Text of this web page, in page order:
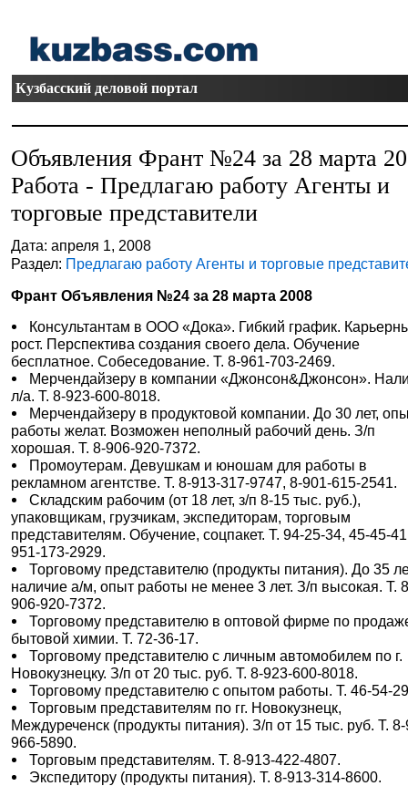
Кузбасский деловой портал
Объявления Франт №24 за 28 марта
Работа - Предлагаю работу Агенты и
торговые представители
Дата: апреля 1, 2008
Раздел: Предлагаю работу Агенты и торговые
Франт Объявления №24 за 28 марта 2008
Консультантам в ООО «Дока». Гибкий график.
рост. Перспектива создания своего дела. Обучение
бесплатное. Собеседование. Т. 8-961-703-2469.
Мерчендайзеру в компании «Джонсон&Джонсон».
л/а. Т. 8-923-600-8018.
Мерчендайзеру в продуктовой компании. До 30 лет,
работы желат. Возможен неполный рабочий день. З/п
хорошая. Т. 8-906-920-7372.
Промоутерам. Девушкам и юношам для работы в
рекламном агентстве. Т. 8-913-317-9747, 8-901-615-2541.
Складским рабочим (от 18 лет, з/п 8-15 тыс. руб.),
упаковщикам, грузчикам, экспедиторам, торговым
представителям. Обучение, соцпакет. Т. 94-25-34, 45-45-
951-173-2929.
Торговому представителю (продукты питания). До 35
наличие а/м, опыт работы не менее 3 лет. З/п высокая. Т.
906-920-7372.
Торговому представителю в оптовой фирме по
бытовой химии. Т. 72-36-17.
Торговому представителю с личным автомобилем по г.
Новокузнецку. З/п от 20 тыс. руб. Т. 8-923-600-8018.
Торговому представителю с опытом работы. Т. 46-54-
Торговым представителям по гг. Новокузнецк,
Междуреченск (продукты питания). З/п от 15 тыс. руб. Т.
966-5890.
Торговым представителям. Т. 8-913-422-4807.
Экспедитору (продукты питания). Т. 8-913-314-8600.